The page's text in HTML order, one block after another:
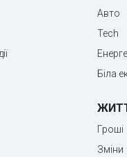
Авто
Tech
Біла
Гроші
Зміни